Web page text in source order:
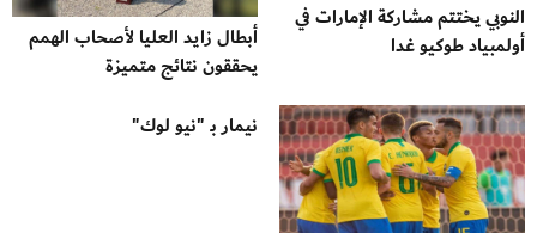
النوبي يختتم مشاركة الإمارات في
أولمبياد طوكيو غدا
أبطال زايد العليا لأصحاب الهمم
يحققون نتائج متميزة
نيمار بـ "نيو لوك"